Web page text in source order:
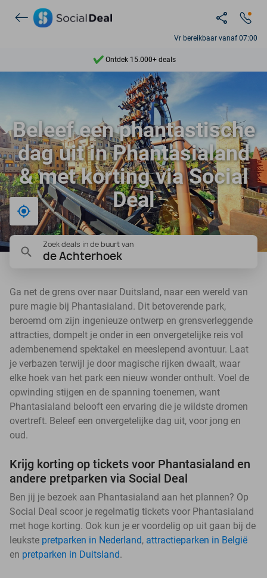
Vr bereikbaar vanaf 07:00
Ontdek 15.000+ deals
7 dagen per week beschikbaar
10+ miljoen leden
9,4
Ontdek 15.000+ deals
Beleef een phantastische
dag uit in Phantasialand
& met korting via Social
Deal
Bij mij in de buurt
Zoek deals in de buurt van
de Achterhoek
Ga net de grens over naar Duitsland, naar een wereld van
pure magie bij Phantasialand. Dit betoverende park,
beroemd om zijn ingenieuze ontwerp en grensverleggende
attracties, dompelt je onder in een onvergetelijke reis vol
adembenemend spektakel en meeslepend avontuur. Laat
je verbazen terwijl je door magische rijken dwaalt, waar
elke hoek van het park een nieuw wonder onthult. Voel de
opwinding stijgen en de spanning toenemen, want
Phantasialand belooft een ervaring die je wildste dromen
overtreft. Beleef een onvergetelijke dag uit, voor jong en
oud.
Krijg korting op tickets voor Phantasialand en
andere pretparken via Social Deal
Ben jij je bezoek aan Phantasialand aan het plannen? Op
Social Deal scoor je regelmatig tickets voor Phantasialand
met hoge korting. Ook kun je er voordelig op uit gaan bij de
leukste pretparken in Nederland, attractieparken in België
en pretparken in Duitsland.